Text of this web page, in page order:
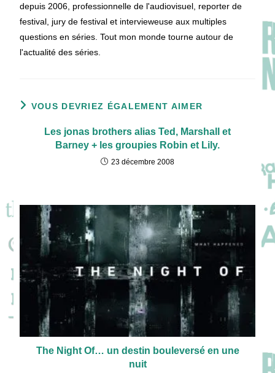
depuis 2006, professionnelle de l'audiovisuel, reporter de
festival, jury de festival et intervieweuse aux multiples
questions en séries. Tout mon monde tourne autour de
l'actualité des séries.
VOUS DEVRIEZ ÉGALEMENT AIMER
Les jonas brothers alias Ted, Marshall et
Barney + les groupies Robin et Lily.
23 décembre 2008
The Night Of… un destin bouleversé en une
nuit